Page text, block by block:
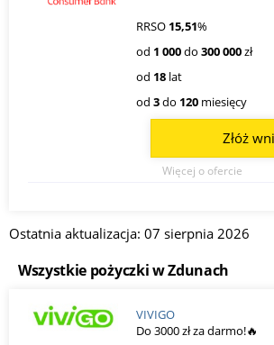
RRSO 15,51%
od 1 000do 300 000zł
od 18 lat
od 3do 120 miesięcy
Więcej o ofercie
Złóż
Ostatnia aktualizacja: 07 sierpnia 2026
Wszystkie pożyczki w Zdunach
VIVIGO
Do 3000 zł za darmo!🔥